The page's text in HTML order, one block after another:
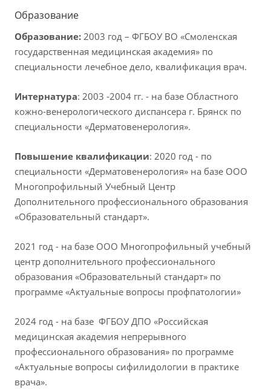
Образование
Образование: 2003 год – ФГБОУ ВО «Смоленская
государственная медицинская академия» по
специальности лечебное дело, квалификация врач.
Интернатура: 2003 -2004 гг. - на базе Областного
кожно-венерологического диспансера г. Брянск по
специальности «Дерматовенерология».
Повышение квалификации: 2020 год - по
специальности «Дерматовенерология» на базе ООО
Многопрофильный Учебный Центр
Дополнительного профессионального образования
«Образовательный стандарт».
2021 год - на базе ООО Многопрофильный учебный
центр дополнительного профессионального
образования «Образовательный стандарт» по
программе «Актуальные вопросы профпатологии»
2024 год - на базе ФГБОУ ДПО «Российская
медицинская академия непрерывного
профессионального образования» по программе
«Актуальные вопросы сифилидологии в практике
врача».